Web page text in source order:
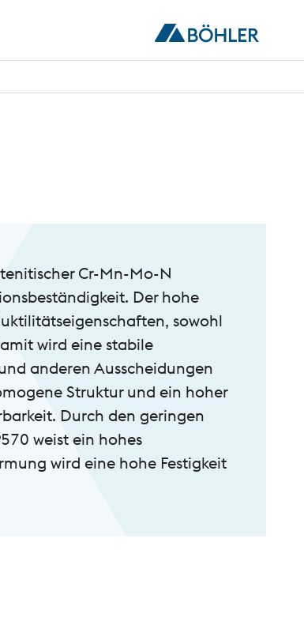
Cr-Mn-Mo-N
Der hohe
sowohl
wird eine stabile
anderen Ausscheidungen
Struktur und ein hoher
Durch den geringen
weist ein hohes
wird eine hohe Festigkeit